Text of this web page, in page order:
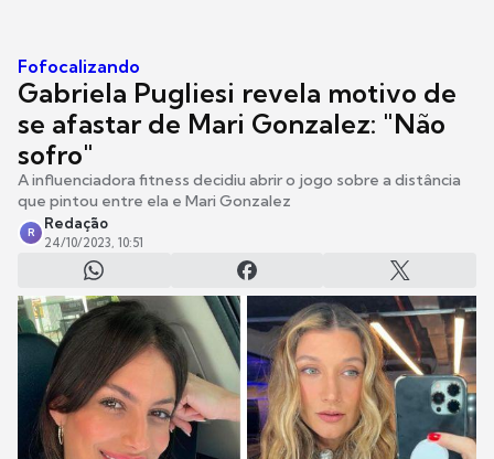
Fofocalizando
Gabriela Pugliesi revela motivo de
se afastar de Mari Gonzalez: "Não
sofro"
A influenciadora fitness decidiu abrir o jogo sobre a distância
que pintou entre ela e Mari Gonzalez
R
Redação
24/10/2023, 10:51